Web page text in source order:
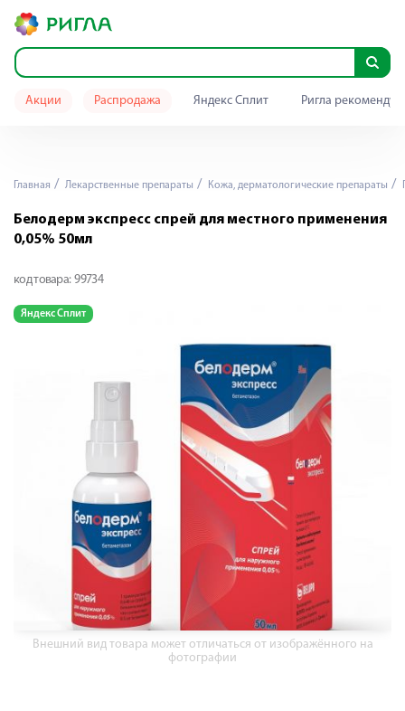
Акции Распродажа Яндекс Сплит Ригла
Главная Лекарственные препараты Кожа, дерматологические препараты
Белодерм экспресс спрей для местного применения
0,05% 50мл
код товара: 99734
Яндекс Сплит
Внешний вид товара может отличаться от изображённого на
фотографии